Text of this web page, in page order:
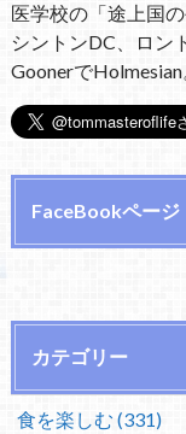
医学校の「途上国
シントンDC、ロン
Goonerで
FaceBookページ
カテゴリー
食を楽しむ (331)